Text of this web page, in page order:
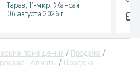
Тараз, 11-мкр. Жансая
06 августа 2026 г.
помещения
Продажа
- Алматы
Продажа -